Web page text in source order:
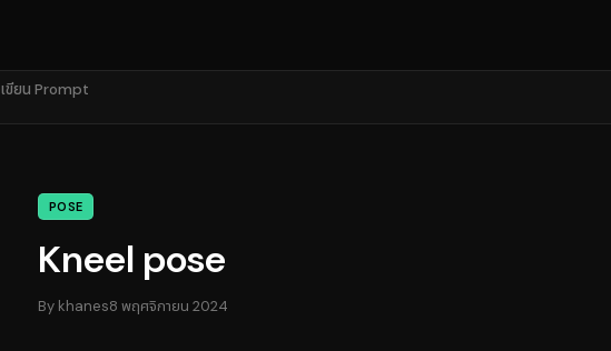
เขียน Prompt
POSE
Kneel pose
By khanes8 พฤศจิกายน 2024